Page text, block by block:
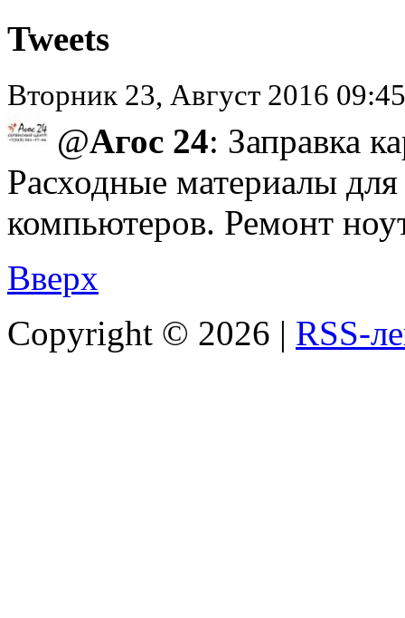
Tweets
Вторник 23, Август 2016
@Агос 24: Заправка
Расходные материалы
компьютеров. Ремонт
Вверх
Copyright © 2026 | RSS-